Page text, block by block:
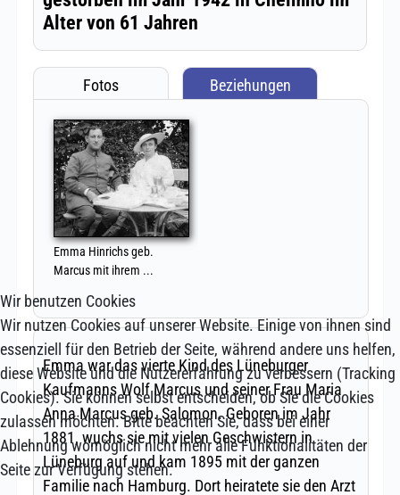
Wir benutzen Cookies
Wir nutzen Cookies auf unserer Website. Einige von ihnen sind
essenziell für den Betrieb der Seite, während andere uns helfen,
diese Website und die Nutzererfahrung zu verbessern (Tracking
Cookies). Sie können selbst entscheiden, ob Sie die Cookies
zulassen möchten. Bitte beachten Sie, dass bei einer
Ablehnung womöglich nicht mehr alle Funktionalitäten der
Seite zur Verfügung stehen.